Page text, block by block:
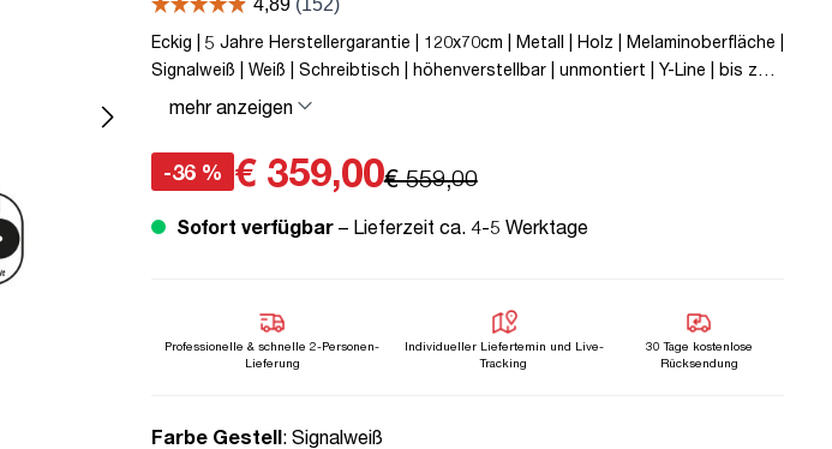
Eckig | 5 Jahre Herstellergarantie | 120x70cm | Metall | Holz | Melaminoberfläche |
Signalweiß | Weiß | Schreibtisch | höhenverstellbar | unmontiert | Y-Line | bis zu
80 kg | Steckertyp C | Signalweiß | TÜV© mobiles Arbeiten | Kollisions-Schutz |
Elektrisch höhenverstellbar | Kindersicherung
mehr anzeigen
-36 % € 359,00€ 559,00
Sofort verfügbar– Lieferzeit ca. 4-5 Werktage
Professionelle & schnelle 2-Personen-
Lieferung
Individueller Liefertemin und Live-
Tracking
30 Tage kostenlose
Rücksendung
Farbe Gestellauswählen
: Signalweiß